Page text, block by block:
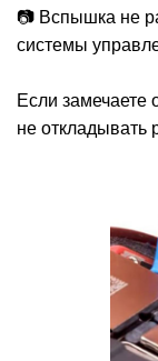
📷 Вспышка не
системы
Если замечаете
не откладывать